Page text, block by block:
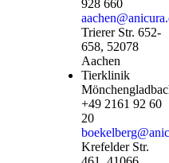
928 660
Trierer Str. 652-
658, 52078
Aachen
Tierklinik
+49 2161 92 60
20
Krefelder Str.